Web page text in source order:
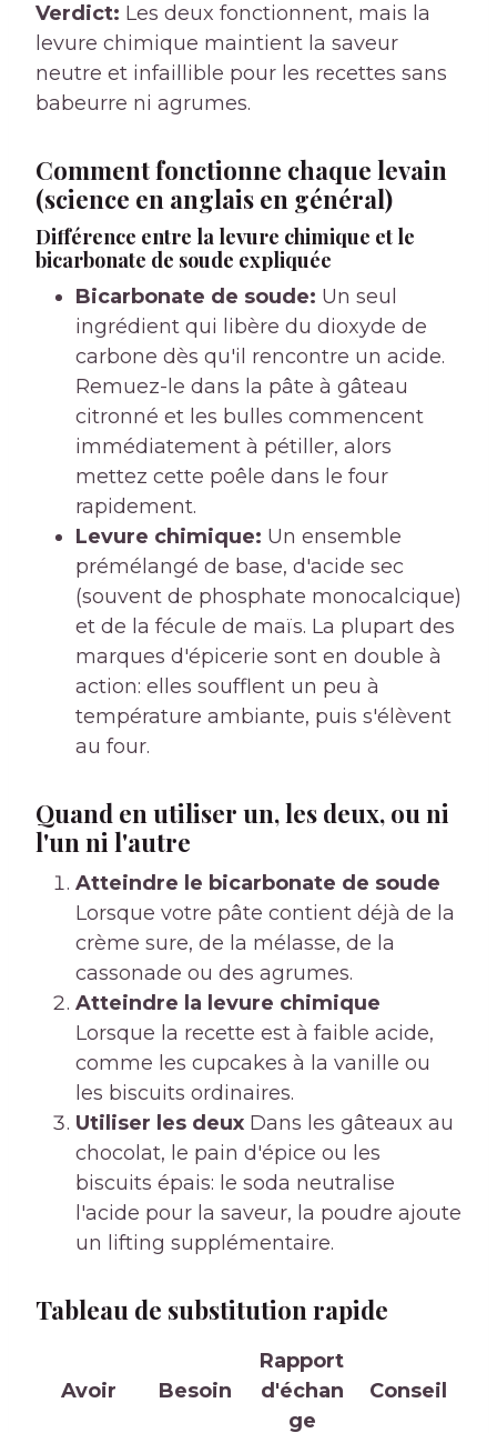
Verdict: Les deux fonctionnent, mais la
levure chimique maintient la saveur
neutre et infaillible pour les recettes sans
babeurre ni agrumes.
Comment fonctionne chaque levain
(science en anglais en général)
Différence entre la levure chimique et le
bicarbonate de soude expliquée
Bicarbonate de soude: Un seul
ingrédient qui libère du dioxyde de
carbone dès qu'il rencontre un acide.
Remuez-le dans la pâte à gâteau
citronné et les bulles commencent
immédiatement à pétiller, alors
mettez cette poêle dans le four
rapidement.
Levure chimique: Un ensemble
prémélangé de base, d'acide sec
(souvent de phosphate monocalcique)
et de la fécule de maïs. La plupart des
marques d'épicerie sont en double à
action: elles soufflent un peu à
température ambiante, puis s'élèvent
au four.
Quand en utiliser un, les deux, ou ni
l'un ni l'autre
Atteindre le bicarbonate de soude
Lorsque votre pâte contient déjà de la
crème sure, de la mélasse, de la
cassonade ou des agrumes.
Atteindre la levure chimique
Lorsque la recette est à faible acide,
comme les cupcakes à la vanille ou
les biscuits ordinaires.
Utiliser les deux Dans les gâteaux au
chocolat, le pain d'épice ou les
biscuits épais: le soda neutralise
l'acide pour la saveur, la poudre ajoute
un lifting supplémentaire.
Tableau de substitution rapide
Avoir Besoin
Rapport
d'échan
ge
Conseil